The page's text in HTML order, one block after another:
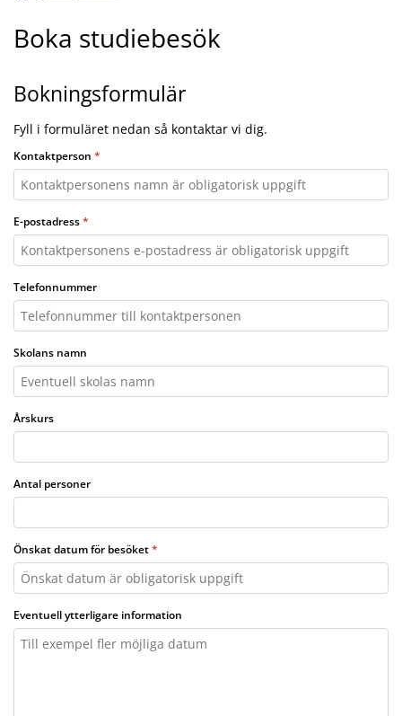
Boka studiebesök
Bokningsformulär
Fyll i formuläret nedan så kontaktar vi dig.
Kontaktperson
E-postadress
Telefonnummer
Skolans namn
Årskurs
Antal personer
Önskat datum för besöket
Eventuell ytterligare information